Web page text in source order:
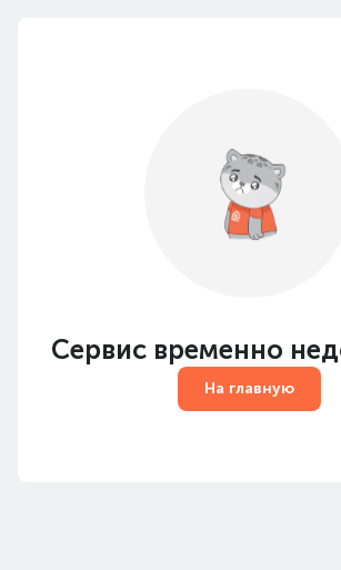
Сервис временно
На главную